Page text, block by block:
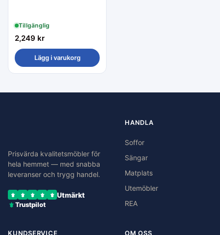
Tillgänglig
2,249 kr
Lägg i varukorg
Prisvärda kvalitetsmöbler för
hela hemmet — med snabba
leveranser och trygg handel.
Utmärkt
Trustpilot
HANDLA
Soffor
Sängar
Matplats
Utemöbler
REA
KUNDSERVICE OM OSS